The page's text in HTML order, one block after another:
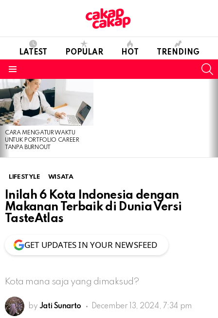
LATEST POPULAR HOT TRENDING
LATEST
STORIES
CARA MENGATUR WAKTU
UNTUK PORTFOLIO CAREER
TANPA BURNOUT
LIFESTYLE WISATA
Inilah 6 Kota Indonesia dengan
Makanan Terbaik di Dunia Versi
TasteAtlas
GET UPDATES IN YOUR NEWSFEED
Kota mana saja yang dimaksud?
by Jati Sunarto December 13, 2024, 7:34 pm